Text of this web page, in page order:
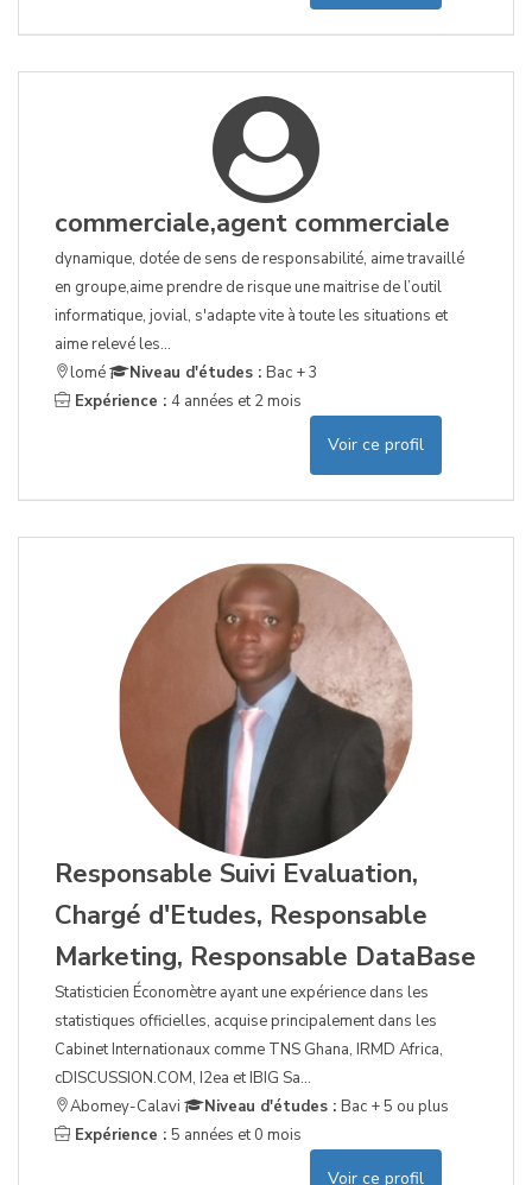
commerciale,agent commerciale
dynamique, dotée de sens de responsabilité, aime travaillé
en groupe,aime prendre de risque une maitrise de l’outil
informatique, jovial, s'adapte vite à toute les situations et
aime relevé les...
lomé
Niveau d'études : Bac + 3
Expérience : 4 années et 2 mois
Voir ce profil
Responsable Suivi Evaluation,
Chargé d'Etudes, Responsable
Marketing, Responsable DataBase
Statisticien Économètre ayant une expérience dans les
statistiques officielles, acquise principalement dans les
Cabinet Internationaux comme TNS Ghana, IRMD Africa,
cDISCUSSION.COM, I2ea et IBIG Sa...
Abomey-Calavi
Niveau d'études : Bac + 5 ou plus
Expérience : 5 années et 0 mois
Voir ce profil